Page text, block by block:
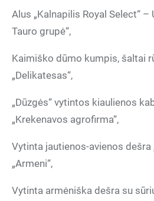
Alus „Kalnapilis Royal Select“ –
Tauro grupė“,
Kaimiško dūmo kumpis, šaltai
„Delikatesas“,
„Dūzgės“ vytintos kiaulienos
„Krekenavos agrofirma“,
Vytinta jautienos-avienos dešra
„Armeni“,
Vytinta armėniška dešra su